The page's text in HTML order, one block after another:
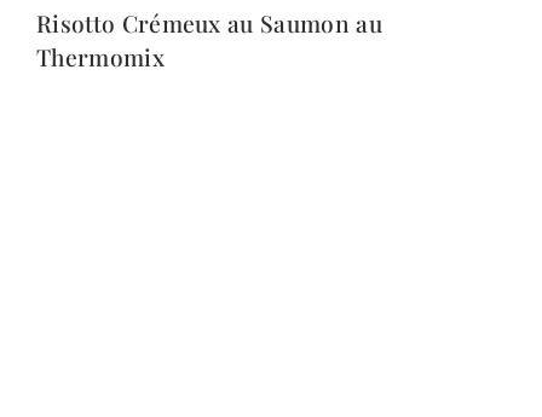
Risotto Crémeux au Saumon au
Thermomix